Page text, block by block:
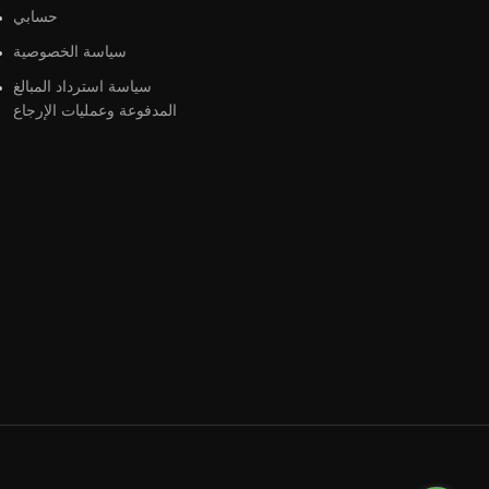
حسابي
سياسة الخصوصية
سياسة استرداد المبالغ
المدفوعة وعمليات الإرجاع